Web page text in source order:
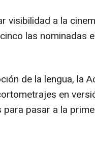
visibilidad a la
las nominadas
de la lengua, la
en
pasar a la